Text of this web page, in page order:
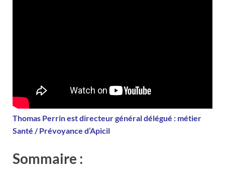
Thomas Perrin est directeur général délégué : métier
Santé / Prévoyance d’Apicil
Sommaire :